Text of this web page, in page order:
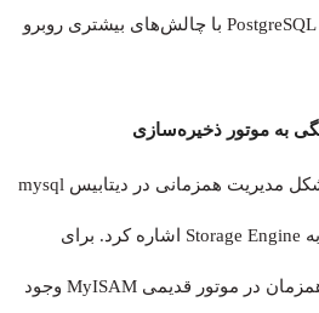
در سطح دیتابیس، نسبت به PostgreSQL با چالش‌های بیشتری روبرو
در پاسخ به این مسئله که مشکل مدیریت همزمانی در دیتابیس mysql
چیست، باید به وابستگی آن به Storage Engine اشاره کرد. برای
مثال، مدیریت تراکنش‌های همزمان در موتور قدیمی MyISAM وجود